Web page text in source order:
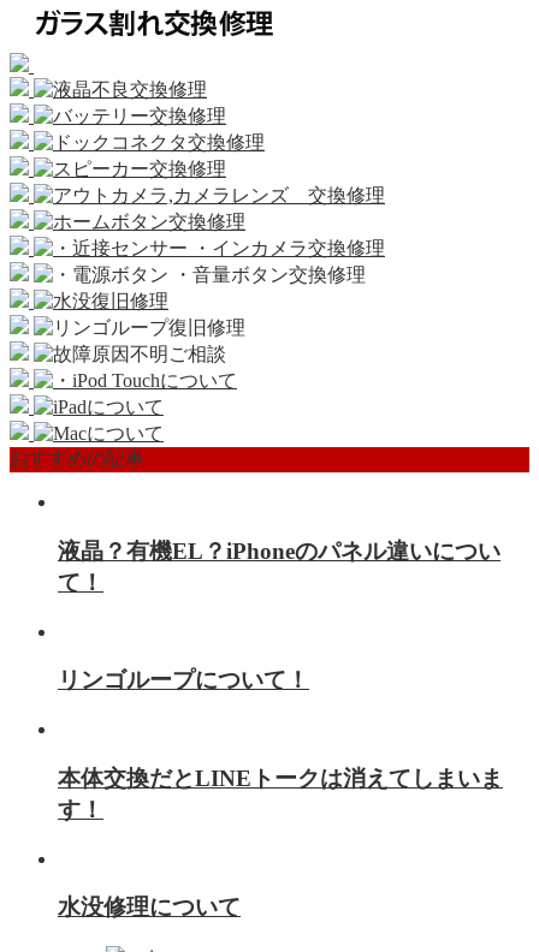
おすすめの記事
液晶？有機EL？iPhoneのパネル違いについ
て！
リンゴループについて！
本体交換だとLINEトークは消えてしまいま
す！
水没修理について